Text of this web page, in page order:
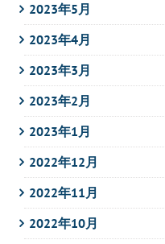
2023年5月
2023年4月
2023年3月
2023年2月
2023年1月
2022年12月
2022年11月
2022年10月